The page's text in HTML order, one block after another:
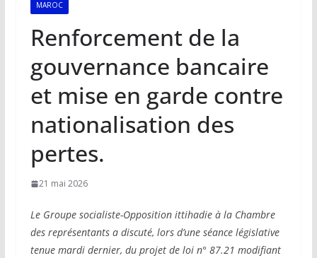
MAROC
Renforcement de la
gouvernance bancaire
et mise en garde contre
nationalisation des
pertes.
21 mai 2026
Le Groupe socialiste-Opposition ittihadie à la Chambre
des représentants a discuté, lors d’une séance législative
tenue mardi dernier, du projet de loi n° 87.21 modifiant